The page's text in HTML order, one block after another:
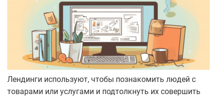
Лендинги используют, чтобы познакомить людей с
товарами или услугами и подтолкнуть их совершить